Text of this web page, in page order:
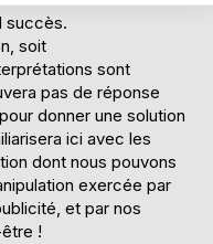
succès.
soit
sont
pas de réponse
donner une solution
ici avec les
dont nous pouvons
exercée par
et par nos
!